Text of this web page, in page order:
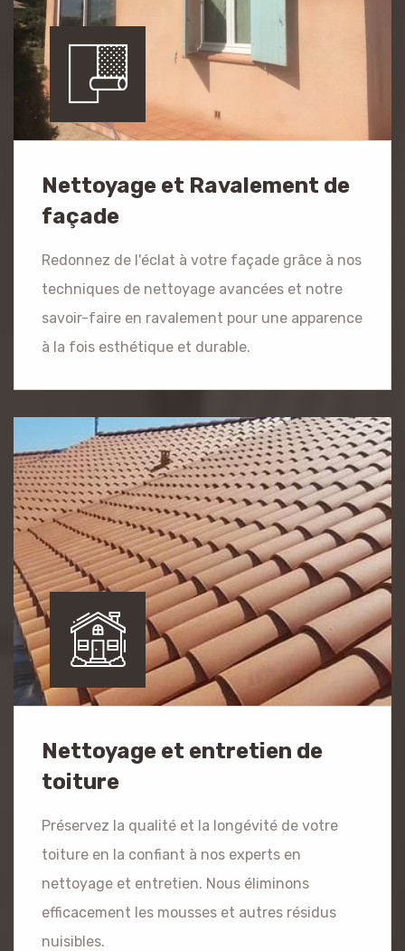
Nettoyage et Ravalement de
façade
Redonnez de l'éclat à votre façade grâce à nos
techniques de nettoyage avancées et notre
savoir-faire en ravalement pour une apparence
à la fois esthétique et durable.
Nettoyage et entretien de
toiture
Préservez la qualité et la longévité de votre
toiture en la confiant à nos experts en
nettoyage et entretien. Nous éliminons
efficacement les mousses et autres résidus
nuisibles.